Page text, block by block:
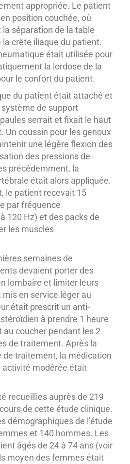
appropriée. Le patient
position couchée, où
la séparation de la table
crête iliaque du patient.
était utilisée pour
la lordose de la
le confort du patient.
du patient était attaché et
de support
serrait et fixait le haut
Un coussin pour les genoux
une légère flexion des
des pressions de
précédemment, la
était alors appliquée.
le patient recevait 15
par fréquence
120 Hz) et des packs de
les muscles
semaines de
devaient porter des
lombaire et limiter leurs
en service léger au
était prescrit un anti-
à prendre 1 heure
au coucher pendant les 2
de traitement. Après la
de traitement, la médication
modérée était
recueillies auprès de 219
de cette étude clinique.
démographiques de l’étude
et 140 hommes. Les
âgés de 24 à 74 ans (voir
moyen des femmes était